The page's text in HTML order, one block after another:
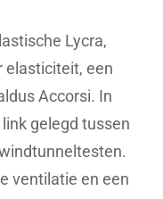
Lycra,
elasticiteit, een
Accorsi. In
gelegd tussen
ventilatie en een